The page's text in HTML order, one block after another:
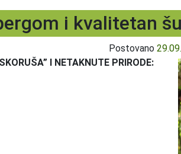
i kvalitetan
Postovano
I NETAKNUTE PRIRODE: